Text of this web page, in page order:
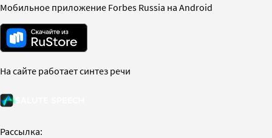
Мобильное приложение Forbes Russia на Android
На сайте работает синтез речи
Рассылка: